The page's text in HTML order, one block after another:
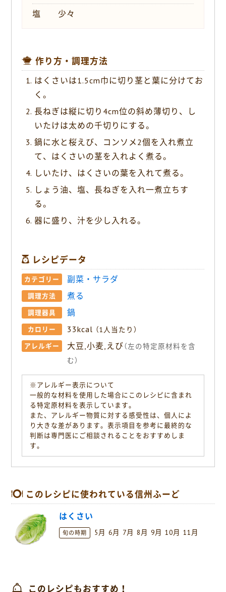
塩 少々
作り方・調理方法
はくさいは1.5cm巾に切り茎と葉に分けてお
く。
長ねぎは縦に切り4cm位の斜め薄切り、し
いたけは太めの千切りにする。
鍋に水と桜えび、コンソメ2個を入れ煮立
て、はくさいの茎を入れよく煮る。
しいたけ、はくさいの葉を入れて煮る。
しょう油、塩、長ねぎを入れ一煮立ちす
る。
器に盛り、汁を少し入れる。
レシピデータ
カテゴリー 副菜・サラダ
調理方法 煮る
調理器具 鍋
カロリー 33kcal （1人当たり）
アレルギー 大豆,小麦,えび（左の特定原材料を含
む）
※アレルギー表示について
一般的な材料を使用した場合にこのレシピに含まれ
る特定原材料を表示しています。
また、アレルギー物質に対する感受性は、個人によ
り大きな差があります。表示項目を参考に最終的な
判断は専門医にご相談されることをおすすめしま
す。
このレシピに使われている信州ふーど
はくさい
旬の時期 5月 6月 7月 8月 9月 10月 11月
このレシピもおすすめ！